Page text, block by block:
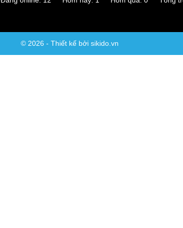
© 2026 - Thiết kế bởi sikido.vn